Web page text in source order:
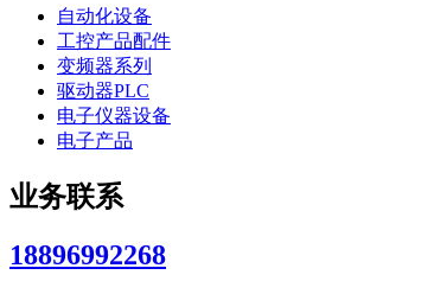
自动化设备
工控产品配件
变频器系列
驱动器PLC
电子仪器设备
电子产品
业务联系
18896992268